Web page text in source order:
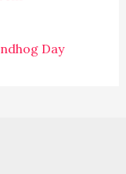
Day